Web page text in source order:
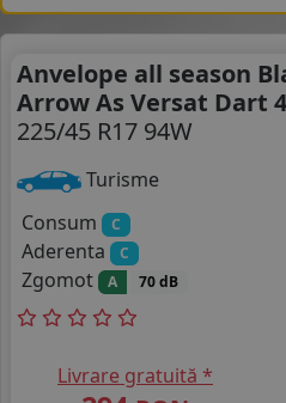
Anvelope all season
Arrow As Versat Dart
225/45 R17 94W
Turisme
Consum
C
Aderenta C
Zgomot A 70 dB
Livrare gratuită *